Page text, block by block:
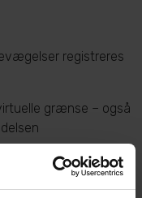
registreres
grænse – også
og batteridrevne –